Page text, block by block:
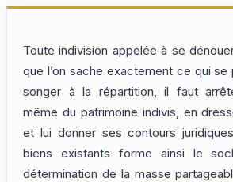
Toute indivision appelée à se
que l’on sache exactement ce qui se
songer à la répartition, il faut
même du patrimoine indivis, en
et lui donner ses contours
biens existants forme ainsi le
détermination de la masse